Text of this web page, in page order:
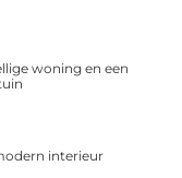
woning en een
interieur